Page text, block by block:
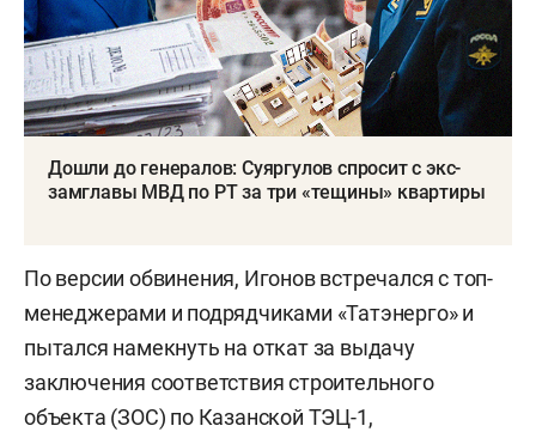
Дошли до генералов: Суяргулов спросит с экс-
замглавы МВД по РТ за три «тещины» квартиры
По версии обвинения, Игонов встречался с топ-
менеджерами и подрядчиками «Татэнерго» и
пытался намекнуть на откат за выдачу
заключения соответствия строительного
объекта (ЗОС) по Казанской ТЭЦ-1,